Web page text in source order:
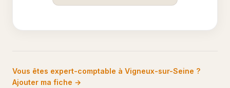
Vous êtes expert-comptable à Vigneux-sur-Seine ?
Ajouter ma fiche →